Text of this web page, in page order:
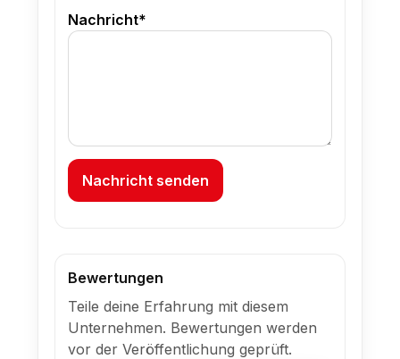
Nachricht*
Nachricht senden
Bewertungen
Teile deine Erfahrung mit diesem
Unternehmen. Bewertungen werden
vor der Veröffentlichung geprüft.